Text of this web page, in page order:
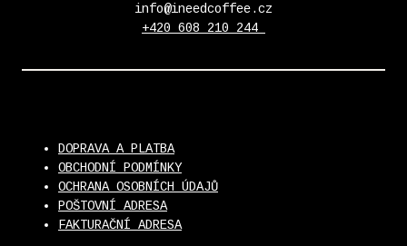
info@ineedcoffee.cz
+420 608 210 244
DOPRAVA A PLATBA
OBCHODNÍ PODMÍNKY
OCHRANA OSOBNÍCH ÚDAJŮ
POŠTOVNÍ ADRESA
FAKTURAČNÍ ADRESA